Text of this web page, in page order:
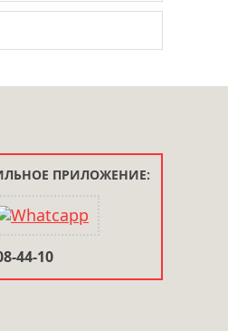
ПРИЛОЖЕНИЕ:
44-10